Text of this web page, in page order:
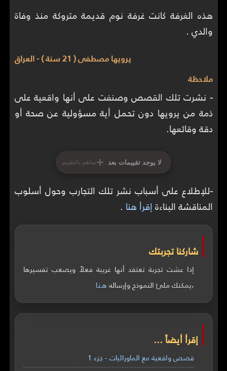
هذه الغرفة كانت غرفة نوم قديمة متروكة منذ وفاة
والدي .
يرويها مصطفى ( 21 سنة ) - العراق
ملاحظة
- نشرت تلك القصص وصنفت على أنها واقعية على
ذمة من يرويها دون تحمل أية مسؤولية عن صحة أو
دقة وقائعها.
لا يوجد تقييمات بعد +ساهم بالتقييم
-للإطلاع على أسباب نشر تلك التجارب وحول أسلوب
المناقشة البناءةإقرأ هنا .
شاركنا تجربتك
إذا عشت تجربة تعتقد أنها غريبة فعلاً ويصعب تفسيرها
،يمكنك ملئ النموذج وإرسالههـنـا
إقرأ أيضاً ...
قصص واقعية مع الماورائيات - جزء 1